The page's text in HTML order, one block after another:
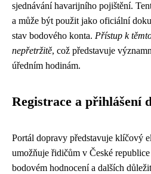
sjednávání havarijního pojištění.
a může být použit jako oficiální
stav bodového konta. Přístup k
nepřetržitě, což představuje
úředním hodinám.
Registrace a přihlášení
Portál dopravy představuje klíčový
umožňuje řidičům v České
bodovém hodnocení a dalších